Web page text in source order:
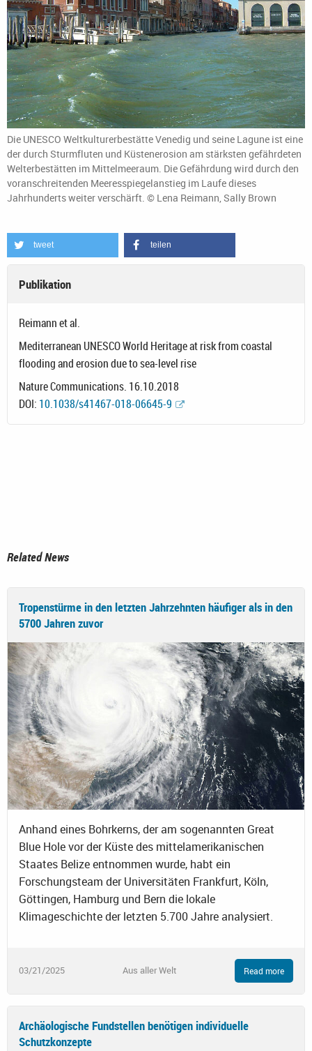
Die UNESCO Weltkulturerbestätte Venedig und seine Lagune ist eine
der durch Sturmfluten und Küstenerosion am stärksten gefährdeten
Welterbestätten im Mittelmeeraum. Die Gefährdung wird durch den
voranschreitenden Meeresspiegelanstieg im Laufe dieses
Jahrhunderts weiter verschärft. © Lena Reimann, Sally Brown
tweet teilen
Publikation
Reimann et al.
Mediterranean UNESCO World Heritage at risk from coastal
flooding and erosion due to sea-level rise
Nature Communications. 16.10.2018
DOI: 10.1038/s41467-018-06645-9
Related News
Tropenstürme in den letzten Jahrzehnten häufiger als in den
5700 Jahren zuvor
Anhand eines Bohrkerns, der am sogenannten Great
Blue Hole vor der Küste des mittelamerikanischen
Staates Belize entnommen wurde, habt ein
Forschungsteam der Universitäten Frankfurt, Köln,
Göttingen, Hamburg und Bern die lokale
Klimageschichte der letzten 5.700 Jahre analysiert.
03/21/2025 Aus aller Welt Read more
Archäologische Fundstellen benötigen individuelle
Schutzkonzepte